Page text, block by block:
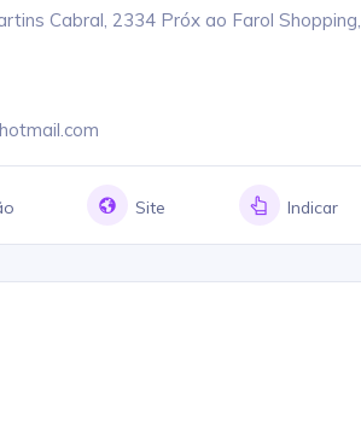
Cabral, 2334 Próx ao Farol Shopping,
Site Indicar